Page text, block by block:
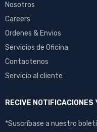
Nosotros
Careers
Ordenes & Envios
Servicios de Oficina
Contactenos
Servicio al cliente
RECIVE NOTIFICACIONES
*Suscríbase a nuestro